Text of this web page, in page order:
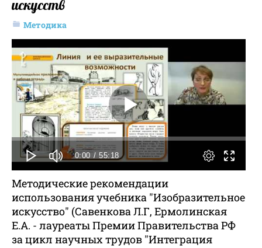
искусств
Методика
0:00 / 55:18
Методические рекомендации
использования учебника "Изобразительное
искусство" (Савенкова Л.Г, Ермолинская
Е.А. - лауреаты Премии Правительства РФ
за цикл научных трудов "Интеграция